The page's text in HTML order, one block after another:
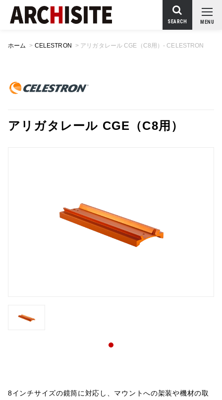
MENU
SEARCH
ホーム > CELESTRON > アリガタレール CGE（C8用）- CELESTRON
アリガタレール CGE（C8用）
8インチサイズの鏡筒に対応し、マウントへの架装や機材の取